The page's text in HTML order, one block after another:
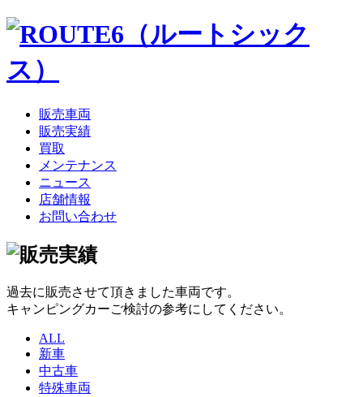
販売車両
販売実績
買取
メンテナンス
ニュース
店舗情報
お問い合わせ
過去に販売させて頂きました車両です。
キャンピングカーご検討の参考にしてください。
ALL
新車
中古車
特殊車両